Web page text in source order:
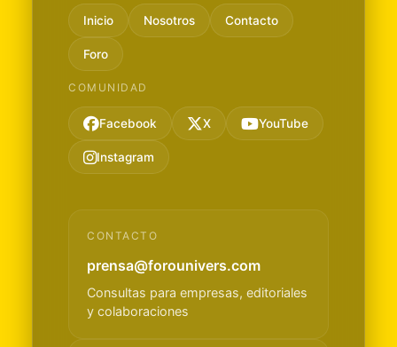
Inicio Nosotros Contacto
Foro
COMUNIDAD
Facebook X YouTube
Instagram
CONTACTO
prensa@forounivers.com
Consultas para empresas, editoriales
y colaboraciones